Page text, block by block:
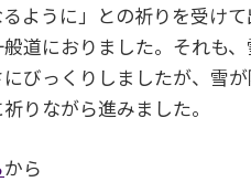
ように」との祈りを受け
道におりました。それも
びっくりしましたが、雪
りながら進みました。
から